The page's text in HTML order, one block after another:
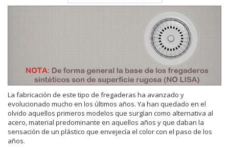
La fabricación de este tipo de fregaderas ha avanzado y
evolucionado mucho en los últimos años. Ya han quedado en el
olvido aquellos primeros modelos que surgían como alternativa al
acero, material predominante en aquellos años y que daban la
sensación de un plástico que envejecía el color con el paso de los
años.